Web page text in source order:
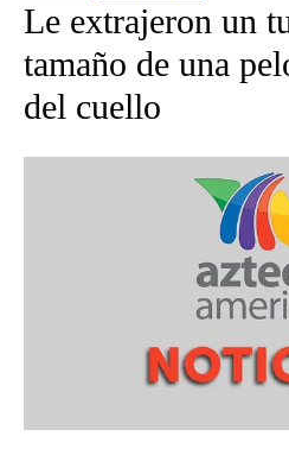
Le extrajeron un
tamaño de una
del cuello